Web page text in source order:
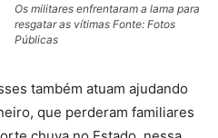
Os militares enfrentaram a lama para
resgatar as vítimas Fonte: Fotos
Públicas
também atuam ajudando
que perderam familiares